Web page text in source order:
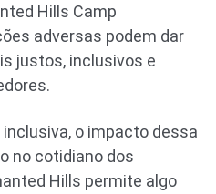
Hills Camp
adversas podem dar
justos, inclusivos e
o impacto dessa
no cotidiano dos
Hills permite algo